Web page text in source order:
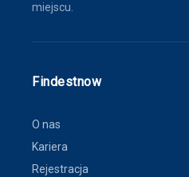
miejscu.
Findestnow
O nas
Kariera
Rejestracja